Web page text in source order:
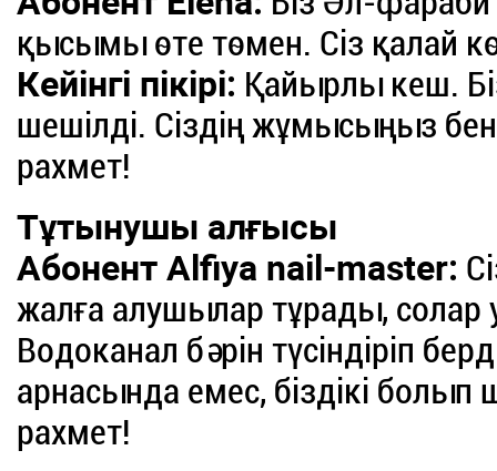
қысымы өте төмен. Сіз қалай
Кейінгі пікірі: Қайырлы кеш.
шешілді. Сіздің жұмысыңыз
рахмет!
Тұтынушы алғысы
Абонент Alfiya nail-master:
жалға алушылар тұрады,
Водоканал бәрін түсіндіріп
арнасында емес, біздікі болып
рахмет!